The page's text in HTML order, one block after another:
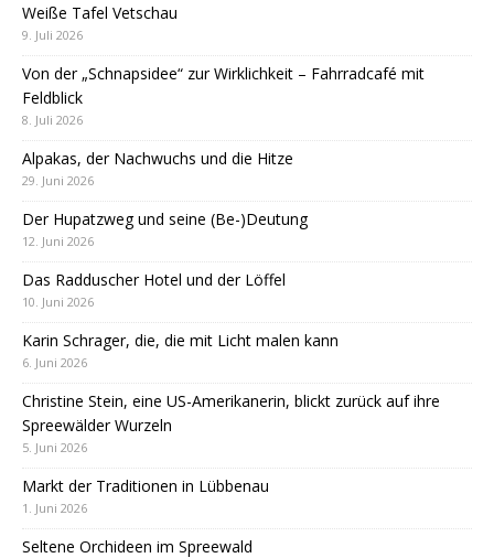
Weiße Tafel Vetschau
9. Juli 2026
Von der „Schnapsidee“ zur Wirklichkeit – Fahrradcafé mit
Feldblick
8. Juli 2026
Alpakas, der Nachwuchs und die Hitze
29. Juni 2026
Der Hupatzweg und seine (Be-)Deutung
12. Juni 2026
Das Radduscher Hotel und der Löffel
10. Juni 2026
Karin Schrager, die, die mit Licht malen kann
6. Juni 2026
Christine Stein, eine US-Amerikanerin, blickt zurück auf ihre
Spreewälder Wurzeln
5. Juni 2026
Markt der Traditionen in Lübbenau
1. Juni 2026
Seltene Orchideen im Spreewald